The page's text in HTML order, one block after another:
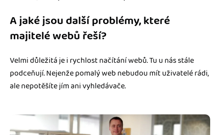
A jaké jsou další problémy, které
majitelé webů řeší?
Velmi důležitá je i rychlost načítání webů. Tu u nás stále
podceňují. Nejenže pomalý web nebudou mít uživatelé rádi,
ale nepotěšíte jím ani vyhledávače.